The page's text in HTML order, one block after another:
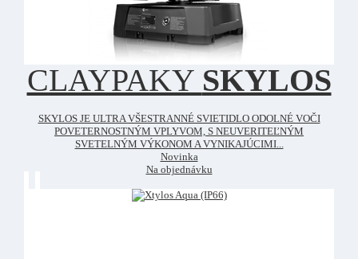
CLAYPAKY SKYLOS
SKYLOS JE ULTRA VŠESTRANNÉ SVIETIDLO ODOLNÉ VOČI
POVETERNOSTNÝM VPLYVOM, S NEUVERITEĽNÝM
SVETELNÝM VÝKONOM A VYNIKAJÚCIMI...
Novinka
Na objednávku